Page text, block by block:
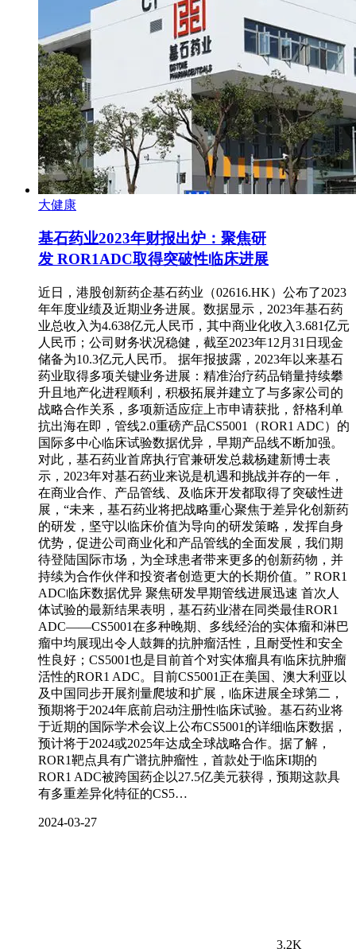
大健康
基石药业2023年财报出炉：聚焦研
发 ROR1ADC取得突破性临床进展
近日，港股创新药企基石药业（02616.HK）公布了2023
年年度业绩及近期业务进展。数据显示，2023年基石药
业总收入为4.638亿元人民币，其中商业化收入3.681亿元
人民币；公司财务状况稳健，截至2023年12月31日现金
储备为10.3亿元人民币。 据年报披露，2023年以来基石
药业取得多项关键业务进展：精准治疗药品销量持续攀
升且地产化进程顺利，积极拓展并建立了与多家公司的
战略合作关系，多项新适应症上市申请获批，舒格利单
抗出海在即，管线2.0重磅产品CS5001（ROR1 ADC）的
国际多中心临床试验数据优异，早期产品线不断加强。
对此，基石药业首席执行官兼研发总裁杨建新博士表
示，2023年对基石药业来说是机遇和挑战并存的一年，
在商业合作、产品管线、及临床开发都取得了突破性进
展，“未来，基石药业将把战略重心聚焦于差异化创新药
的研发，坚守以临床价值为导向的研发策略，发挥自身
优势，促进公司商业化和产品管线的全面发展，我们期
待登陆国际市场，为全球患者带来更多的创新药物，并
持续为合作伙伴和投资者创造更大的长期价值。” ROR1
ADC临床数据优异 聚焦研发早期管线进展迅速 首次人
体试验的最新结果表明，基石药业潜在同类最佳ROR1
ADC——CS5001在多种晚期、多线经治的实体瘤和淋巴
瘤中均展现出令人鼓舞的抗肿瘤活性，且耐受性和安全
性良好；CS5001也是目前首个对实体瘤具有临床抗肿瘤
活性的ROR1 ADC。目前CS5001正在美国、澳大利亚以
及中国同步开展剂量爬坡和扩展，临床进展全球第二，
预期将于2024年底前启动注册性临床试验。基石药业将
于近期的国际学术会议上公布CS5001的详细临床数据，
预计将于2024或2025年达成全球战略合作。据了解，
ROR1靶点具有广谱抗肿瘤性，首款处于临床I期的
ROR1 ADC被跨国药企以27.5亿美元获得，预期这款具
有多重差异化特征的CS5…
2024-03-27
3.2K